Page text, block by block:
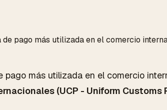
pago más utilizada en el comercio
pago más utilizada en el comercio
(UCP - Uniform Customs